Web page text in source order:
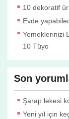
10 dekoratif
Evde
Yemeklerinizi
10 Tüyo
Son
Şarap lekesi
Yeni yıl için